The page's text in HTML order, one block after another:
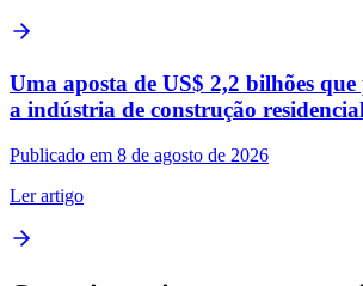
Uma aposta de US$ 2,2 bilhões que
a indústria de construção
Publicado em 8 de agosto de 2026
Ler artigo